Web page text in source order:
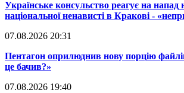
​Українське консульство реагує на напад
національної ненависті в Кракові -
07.08.2026 20:31
​Пентагон оприлюднив нову порцію
це бачив?»
07.08.2026 19:40